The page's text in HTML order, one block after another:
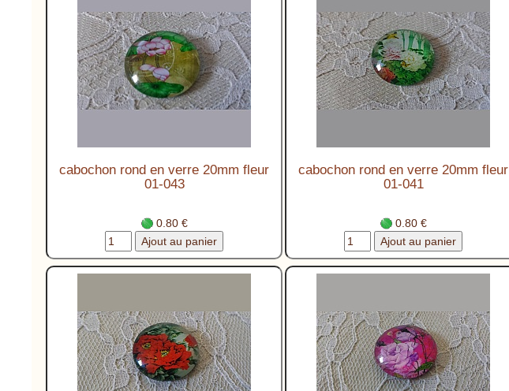
cabochon rond en verre 20mm fleur
01-043
0.80 €
cabochon rond en verre 20mm fleur
01-041
0.80 €